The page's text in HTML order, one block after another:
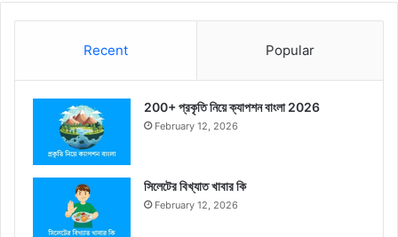
Recent Popular
200+ প্রকৃতি নিয়ে ক্যাপশন বাংলা 2026
February 12, 2026
সিলেটের বিখ্যাত খাবার কি
February 12, 2026